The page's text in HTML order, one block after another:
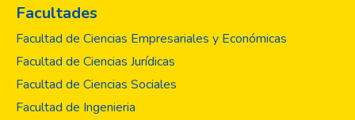
las más importantes problemáticas sociales
y el desarrollo de proyectos de innovación
solventar las necesidades de diversos
sectores.
Facultades
Facultad de Ciencias Empresariales y Económicas
Facultad de Ciencias Jurídicas
Facultad de Ciencias Sociales
Facultad de Ingenieria